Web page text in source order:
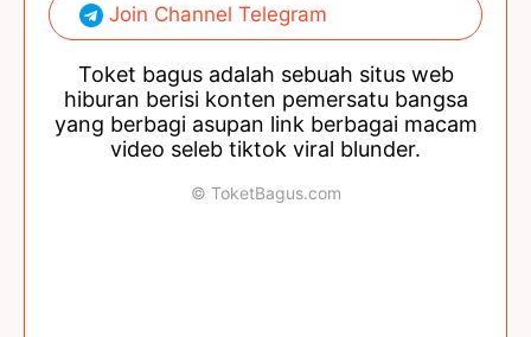
Join Channel Telegram
Toket bagus adalah sebuah situs web
hiburan berisi konten pemersatu bangsa
yang berbagi asupan link berbagai macam
video seleb tiktok viral blunder.
© ToketBagus.com